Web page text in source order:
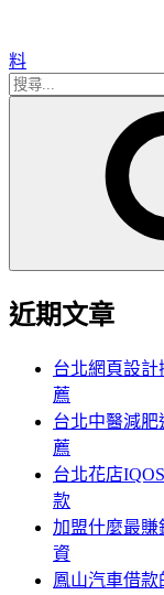
料
搜
近期文章
台北網頁設
薦
台北中醫減
薦
台北花店
款
加盟什麼最賺
資
鳳山汽車借